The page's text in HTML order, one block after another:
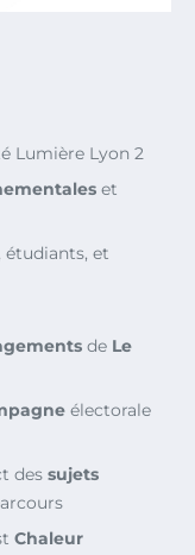
Lumière Lyon 2
et
étudiants, et
de Le
électorale
des sujets
Chaleur